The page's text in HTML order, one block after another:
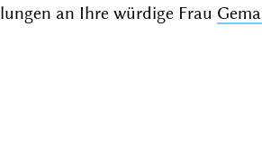
an Ihre würdige Frau